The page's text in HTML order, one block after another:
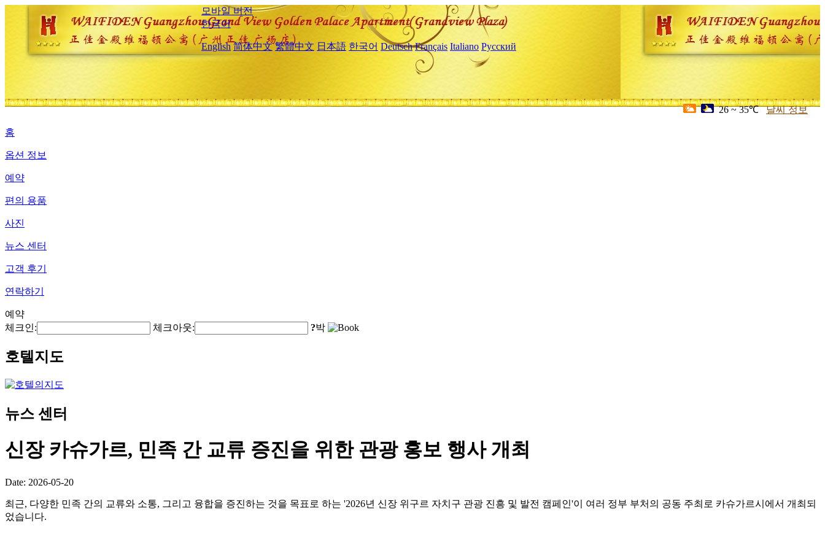
모바일 버전
한국어
English 简体中文 繁體中文 日本語 한국어 Deutsch Français Italiano Русский
26 ~ 35℃ 날씨 정보
홈
옵션 정보
예약
편의 용품
사진
뉴스 센터
고객 후기
연락하기
예약
체크인:
체크아웃: ?박
호텔지도
뉴스 센터
신장 카슈가르, 민족 간 교류 증진을 위한 관광 홍보 행사 개최
Date: 2026-05-20
최근, 다양한 민족 간의 교류와 소통, 그리고 융합을 증진하는 것을 목표로 하는 '2026년 신장 위구르 자치구 관광 진흥 및 발전 캠페인'이 여러 정부 부처의 공동 주최로 카슈가르시에서 개최되
었습니다.